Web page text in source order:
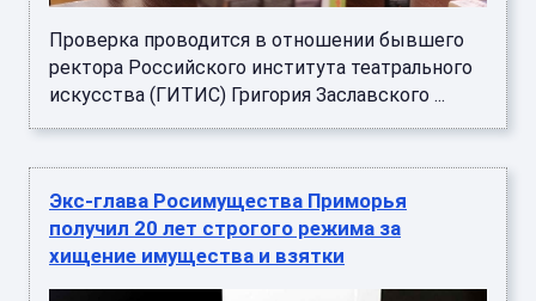
Проверка проводится в отношении бывшего
ректора Российского института театрального
искусства (ГИТИС) Григория Заславского ...
Экс-глава Росимущества Приморья
получил 20 лет строгого режима за
хищение имущества и взятки